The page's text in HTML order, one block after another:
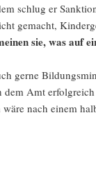
schlug er
gemacht,
sie, was auf
gerne
dem Amt
nach einem